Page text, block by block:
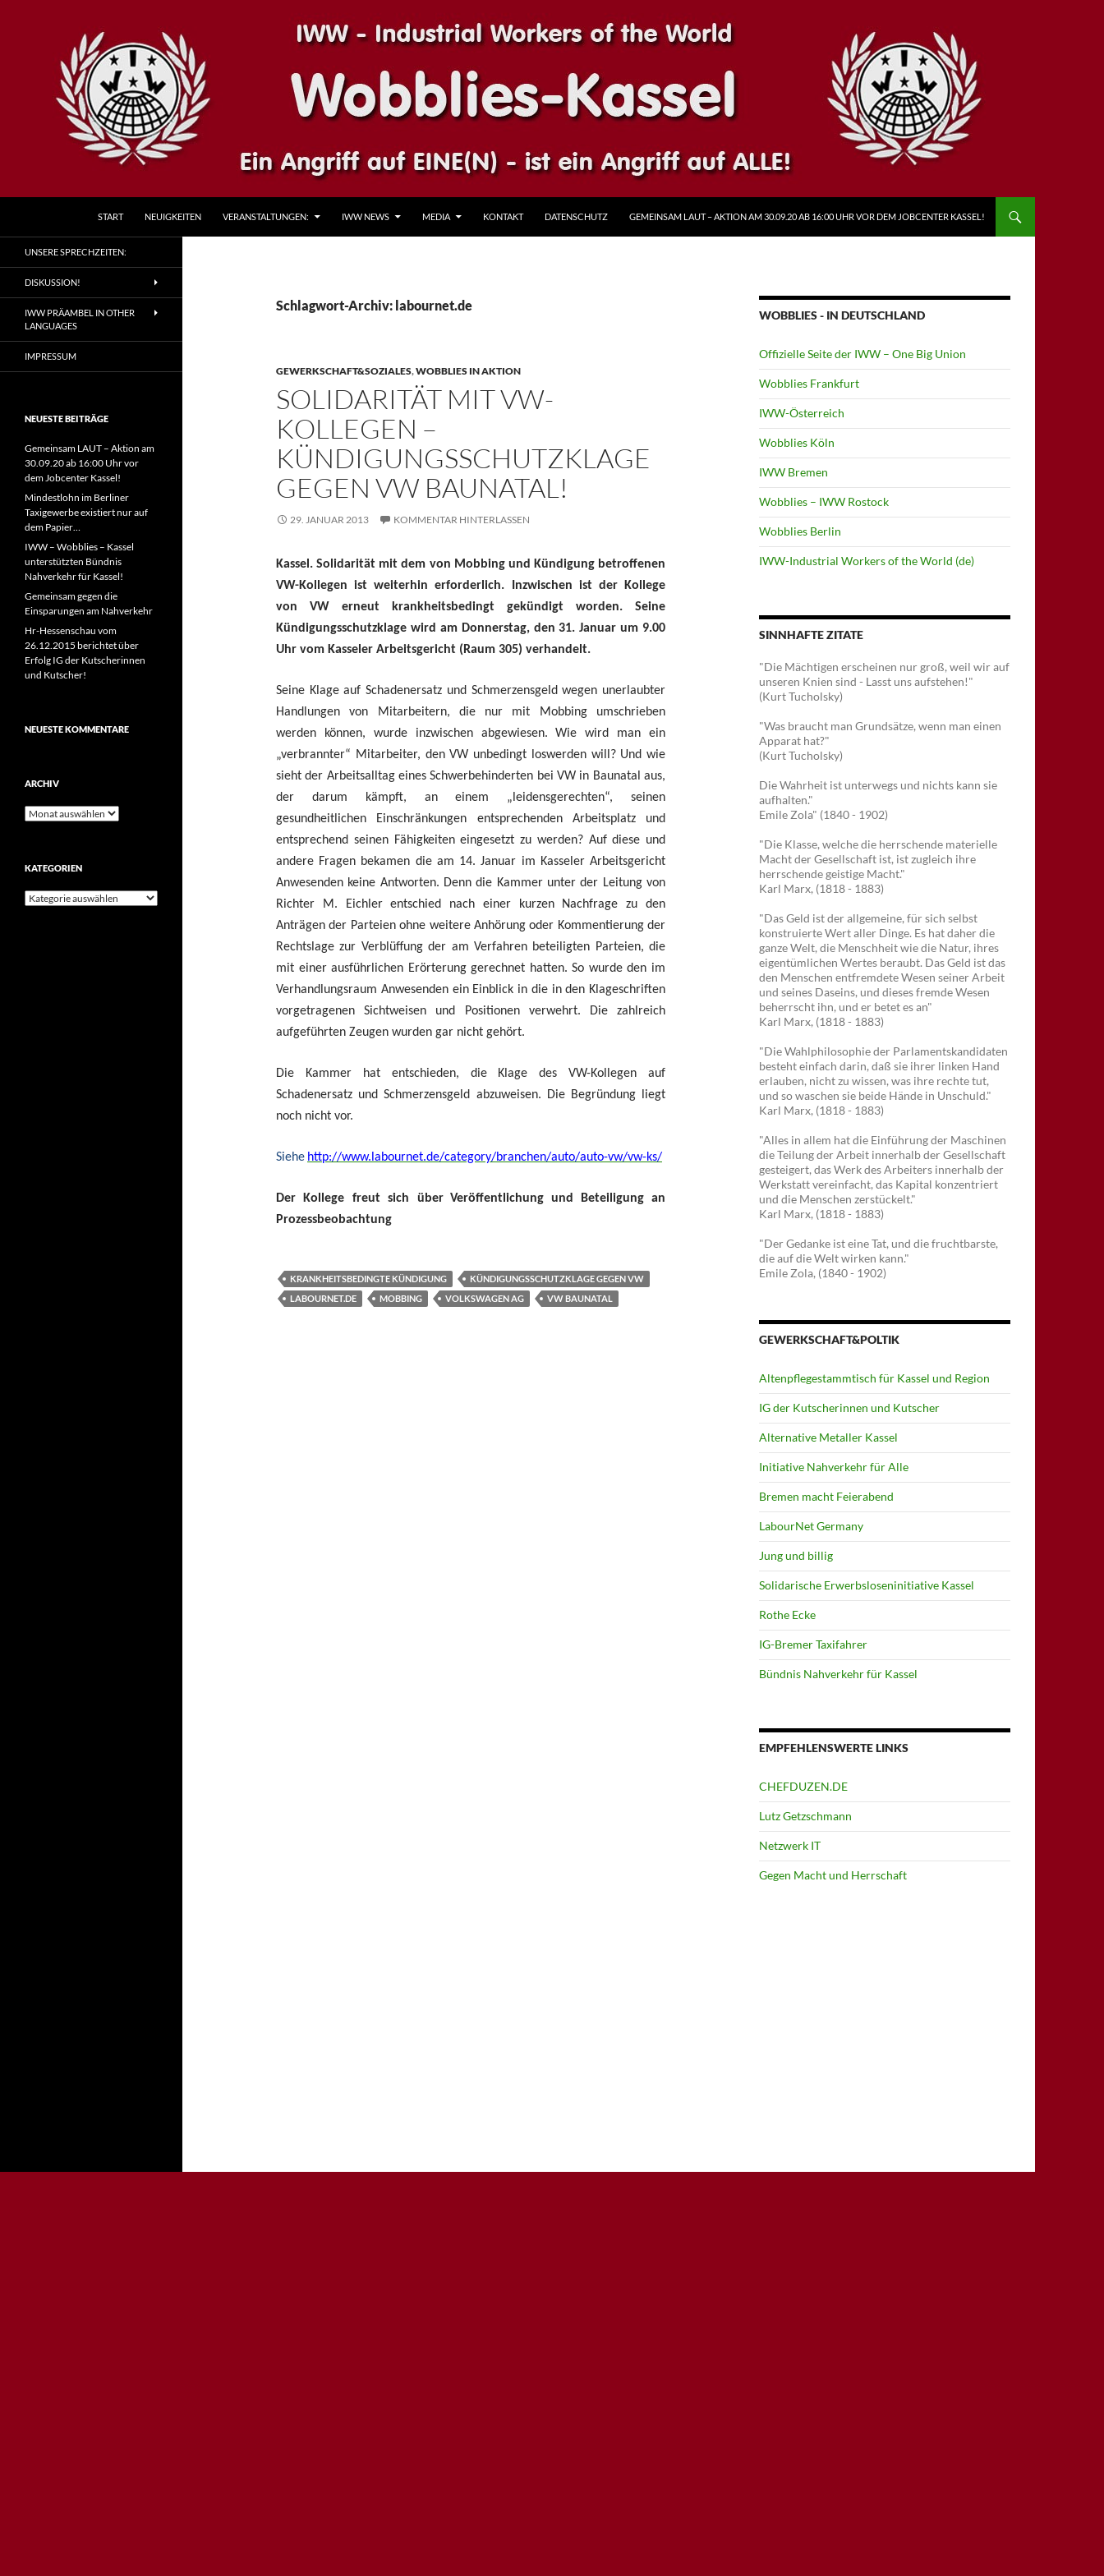
IWW – Wobblies Kassel
START NEUIGKEITEN VERANSTALTUNGEN: IWW NEWS MEDIA KONTAKT DATENSCHUTZ GEMEINSAM LAUT – AKTION AM 30.09.20 AB 16:00 UHR VOR DEM JOBCENTER KASSEL!
Schlagwort-Archiv: labournet.de
GEWERKSCHAFT&SOZIALES,WOBBLIES IN AKTION
SOLIDARITÄT MIT VW-
KOLLEGEN –
KÜNDIGUNGSSCHUTZKLAGE
GEGEN VW BAUNATAL!
29. JANUAR 2013 KOMMENTAR HINTERLASSEN
Kassel. Solidarität mit dem von Mobbing und Kündigung betroffenen
VW-Kollegen ist weiterhin erforderlich. Inzwischen ist der Kollege
von VW erneut krankheitsbedingt gekündigt worden. Seine
Kündigungsschutzklage wird am Donnerstag, den 31. Januar um 9.00
Uhr vom Kasseler Arbeitsgericht (Raum 305) verhandelt.
Seine Klage auf Schadenersatz und Schmerzensgeld wegen unerlaubter
Handlungen von Mitarbeitern, die nur mit Mobbing umschrieben
werden können, wurde inzwischen abgewiesen. Wie wird man ein
„verbrannter“ Mitarbeiter, den VW unbedingt loswerden will? Und wie
sieht der Arbeitsalltag eines Schwerbehinderten bei VW in Baunatal aus,
der darum kämpft, an einem „leidensgerechten“, seinen
gesundheitlichen Einschränkungen entsprechenden Arbeitsplatz und
entsprechend seinen Fähigkeiten eingesetzt zu werden? Auf diese und
andere Fragen bekamen die am 14. Januar im Kasseler Arbeitsgericht
Anwesenden keine Antworten. Denn die Kammer unter der Leitung von
Richter M. Eichler entschied nach einer kurzen Nachfrage zu den
Anträgen der Parteien ohne weitere Anhörung oder Kommentierung der
Rechtslage zur Verblüffung der am Verfahren beteiligten Parteien, die
mit einer ausführlichen Erörterung gerechnet hatten. So wurde den im
Verhandlungsraum Anwesenden ein Einblick in die in den Klageschriften
vorgetragenen Sichtweisen und Positionen verwehrt. Die zahlreich
aufgeführten Zeugen wurden gar nicht gehört.
Die Kammer hat entschieden, die Klage des VW-Kollegen auf
Schadenersatz und Schmerzensgeld abzuweisen. Die Begründung liegt
noch nicht vor.
Siehe http://www.labournet.de/category/branchen/auto/auto-vw/vw-ks/
Der Kollege freut sich über Veröffentlichung und
Beteiligung an
Prozessbeobachtung
KRANKHEITSBEDINGTE KÜNDIGUNG
KÜNDIGUNGSSCHUTZKLAGE GEGEN VW
LABOURNET.DE
MOBBING VOLKSWAGEN AG VW BAUNATAL
WOBBLIES - IN DEUTSCHLAND
Offizielle Seite der IWW – One Big Union
Wobblies Frankfurt
IWW-Österreich
Wobblies Köln
IWW Bremen
Wobblies – IWW Rostock
Wobblies Berlin
IWW-Industrial Workers of the World (de)
SINNHAFTE ZITATE
"Die Mächtigen erscheinen nur groß, weil wir auf
unseren Knien sind - Lasst uns aufstehen!"
(Kurt Tucholsky)
"Was braucht man Grundsätze, wenn man einen
Apparat hat?"
(Kurt Tucholsky)
Die Wahrheit ist unterwegs und nichts kann sie
aufhalten."
Emile Zola" (1840 - 1902)
"Die Klasse, welche die herrschende materielle
Macht der Gesellschaft ist, ist zugleich ihre
herrschende geistige Macht."
Karl Marx, (1818 - 1883)
"Das Geld ist der allgemeine, für sich selbst
konstruierte Wert aller Dinge. Es hat daher die
ganze Welt, die Menschheit wie die Natur, ihres
eigentümlichen Wertes beraubt. Das Geld ist das
den Menschen entfremdete Wesen seiner Arbeit
und seines Daseins, und dieses fremde Wesen
beherrscht ihn, und er betet es an"
Karl Marx, (1818 - 1883)
"Die Wahlphilosophie der Parlamentskandidaten
besteht einfach darin, daß sie ihrer linken Hand
erlauben, nicht zu wissen, was ihre rechte tut,
und so waschen sie beide Hände in Unschuld."
Karl Marx, (1818 - 1883)
"Alles in allem hat die Einführung der Maschinen
die Teilung der Arbeit innerhalb der Gesellschaft
gesteigert, das Werk des Arbeiters innerhalb der
Werkstatt vereinfacht, das Kapital konzentriert
und die Menschen zerstückelt."
Karl Marx, (1818 - 1883)
"Der Gedanke ist eine Tat, und die fruchtbarste,
die auf die Welt wirken kann."
Emile Zola, (1840 - 1902)
GEWERKSCHAFT&POLTIK
Altenpflegestammtisch für Kassel und Region
IG der Kutscherinnen und Kutscher
Alternative Metaller Kassel
Initiative Nahverkehr für Alle
Bremen macht Feierabend
LabourNet Germany
Jung und billig
Solidarische Erwerbsloseninitiative Kassel
Rothe Ecke
IG-Bremer Taxifahrer
Bündnis Nahverkehr für Kassel
EMPFEHLENSWERTE LINKS
CHEFDUZEN.DE
Lutz Getzschmann
Netzwerk IT
Gegen Macht und Herrschaft
World
UNSERE SPRECHZEITEN:
DISKUSSION!
IWW PRÄAMBEL IN OTHER
LANGUAGES
IMPRESSUM
NEUESTE BEITRÄGE
Gemeinsam LAUT – Aktion am
30.09.20 ab 16:00 Uhr vor
dem Jobcenter Kassel!
Mindestlohn im Berliner
Taxigewerbe existiert nur auf
dem Papier…
IWW – Wobblies – Kassel
unterstützten Bündnis
Nahverkehr für Kassel!
Gemeinsam gegen die
Einsparungen am Nahverkehr
Hr-Hessenschau vom
26.12.2015 berichtet über
Erfolg IG der Kutscherinnen
und Kutscher!
NEUESTE KOMMENTARE
ARCHIV
Archiv
KATEGORIEN
Kategorien